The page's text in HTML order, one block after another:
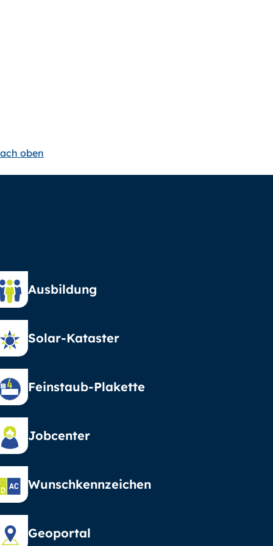
oben
Ausbildung
Solar-Kataster
Feinstaub-Plakette
Jobcenter
Wunschkennzeichen
Geoportal